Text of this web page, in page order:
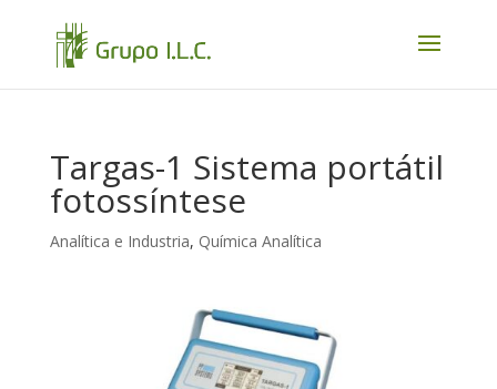
Targas-1 Sistema portátil
fotossíntese
Analítica e Industria, Química Analítica